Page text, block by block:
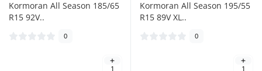
Kormoran All Season 185/65
R15 92V..
0
Kormoran All Season 195/55
R15 89V XL..
0